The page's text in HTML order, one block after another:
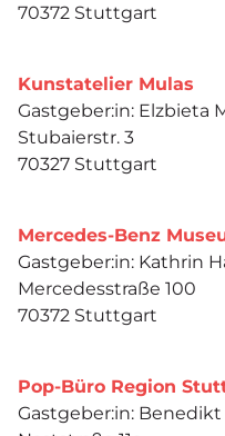
70372 Stuttgart
Kunstatelier Mulas
Gastgeber:in: Elzbieta
Stubaierstr. 3
70327 Stuttgart
Mercedes-Benz
Gastgeber:in: Kathrin
Mercedesstraße 100
70372 Stuttgart
Pop-Büro Region
Gastgeber:in: Benedikt